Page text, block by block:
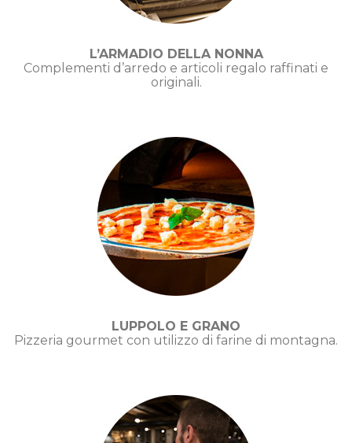
L’ARMADIO DELLA NONNA
Complementi d’arredo e articoli regalo raffinati e
originali.
LUPPOLO E GRANO
Pizzeria gourmet con utilizzo di farine di montagna.